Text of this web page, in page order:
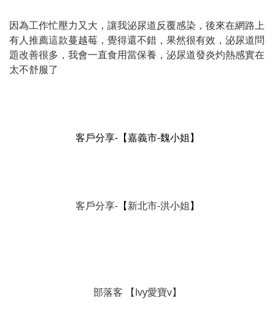
因為工作忙壓力又大，讓我泌尿道反覆感染，後來在網路上
有人推薦這款蔓越莓，覺得還不錯，果然很有效，泌尿道問
題改善很多，我會一直食用當保養，泌尿道發炎灼熱感實在
太不舒服了
客戶分享- 【嘉義市-魏小姐】
客戶分享- 【新北市-洪小姐】
部落客 【Ivy愛寶v】